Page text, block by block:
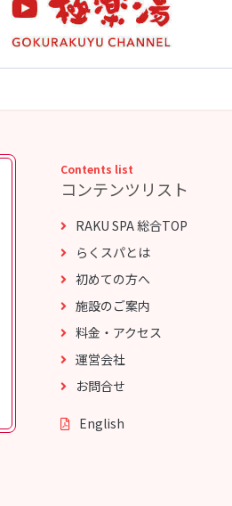
Contents list
コンテンツリスト
RAKU SPA 総合TOP
らくスパとは
初めての方へ
施設のご案内
料金・アクセス
運営会社
お問合せ
English